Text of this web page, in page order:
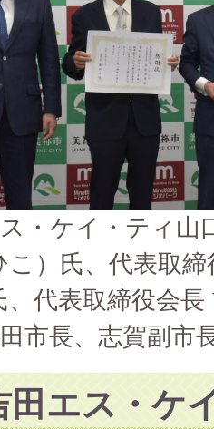
・ケイ・ティ山
こ）氏、代表取
、代表取締役会
市長、志賀副市
田エス・ケ